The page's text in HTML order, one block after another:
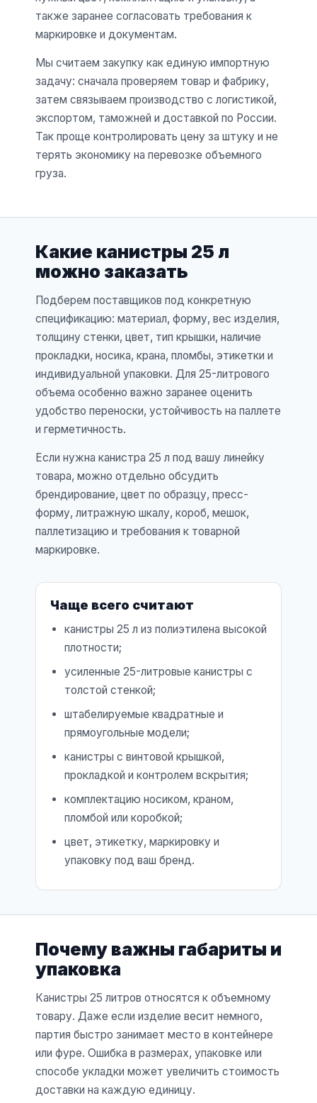
также заранее согласовать требования к
маркировке и документам.
Мы считаем закупку как единую импортную
задачу: сначала проверяем товар и фабрику,
затем связываем производство с логистикой,
экспортом, таможней и доставкой по России.
Так проще контролировать цену за штуку и не
терять экономику на перевозке объемного
груза.
Какие канистры 25 л
можно заказать
Подберем поставщиков под конкретную
спецификацию: материал, форму, вес изделия,
толщину стенки, цвет, тип крышки, наличие
прокладки, носика, крана, пломбы, этикетки и
индивидуальной упаковки. Для 25-литрового
объема особенно важно заранее оценить
удобство переноски, устойчивость на паллете
и герметичность.
Если нужна канистра 25 л под вашу линейку
товара, можно отдельно обсудить
брендирование, цвет по образцу, пресс-
форму, литражную шкалу, короб, мешок,
паллетизацию и требования к товарной
маркировке.
Чаще всего считают
канистры 25 л из полиэтилена высокой
плотности;
усиленные 25-литровые канистры с
толстой стенкой;
штабелируемые квадратные и
прямоугольные модели;
канистры с винтовой крышкой,
прокладкой и контролем вскрытия;
комплектацию носиком, краном,
пломбой или коробкой;
цвет, этикетку, маркировку и
упаковку под ваш бренд.
Почему важны габариты и
упаковка
Канистры 25 литров относятся к объемному
товару. Даже если изделие весит немного,
партия быстро занимает место в контейнере
или фуре. Ошибка в размерах, упаковке или
способе укладки может увеличить стоимость
доставки на каждую единицу.